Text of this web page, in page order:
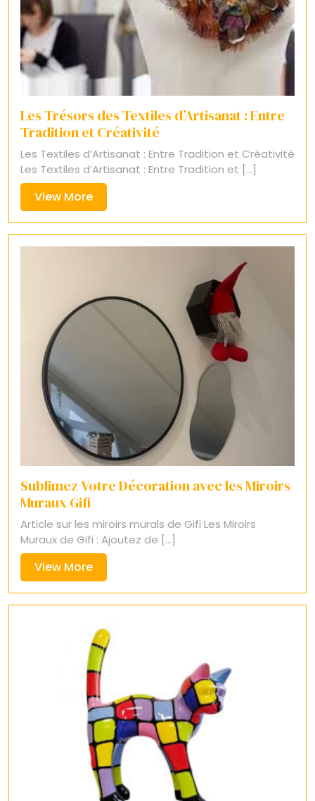
Les Trésors des Textiles d’Artisanat : Entre
Tradition et Créativité
Les Textiles d’Artisanat : Entre Tradition et Créativité
Les Textiles d’Artisanat : Entre Tradition et [...]
View MoreView
More
Sublimez Votre Décoration avec les Miroirs
Muraux Gifi
Article sur les miroirs murals de Gifi Les Miroirs
Muraux de Gifi : Ajoutez de [...]
View MoreView
More